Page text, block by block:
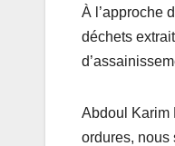
À l’approche
déchets
Abdoul Karim
ordures, nous